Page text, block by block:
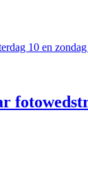
10 en